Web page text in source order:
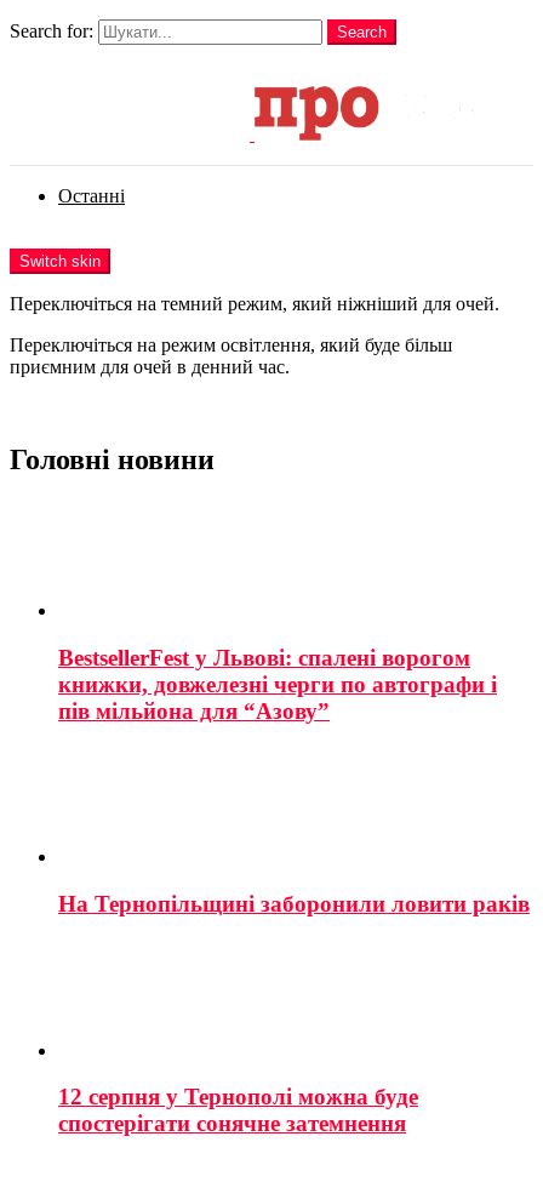
Search for:
Search
Останні
Switch skin
Переключіться на темний режим, який ніжніший для очей.
Переключіться на режим освітлення, який буде більш
приємним для очей в денний час.
Головні новини
BestsellerFest у Львові: спалені ворогом
книжки, довжелезні черги по автографи і
пів мільйона для “Азову”
На Тернопільщині заборонили ловити раків
12 серпня у Тернополі можна буде
спостерігати сонячне затемнення